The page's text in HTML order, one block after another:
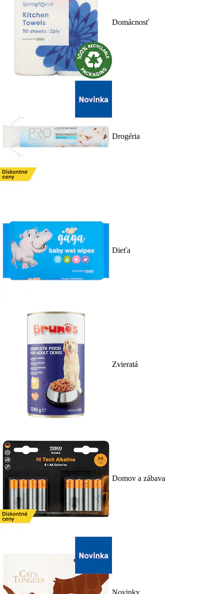
Domácnosť
Drogéria
Dieťa
Zvieratá
Domov a zábava